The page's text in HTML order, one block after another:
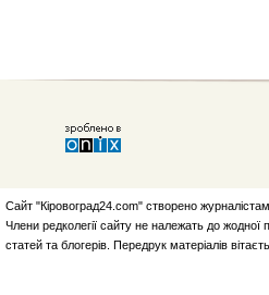
Сайт "Кіровоград24.com" створено
Члени редколегії сайту не належать до жодної
статей та блогерів. Передрук матеріалів